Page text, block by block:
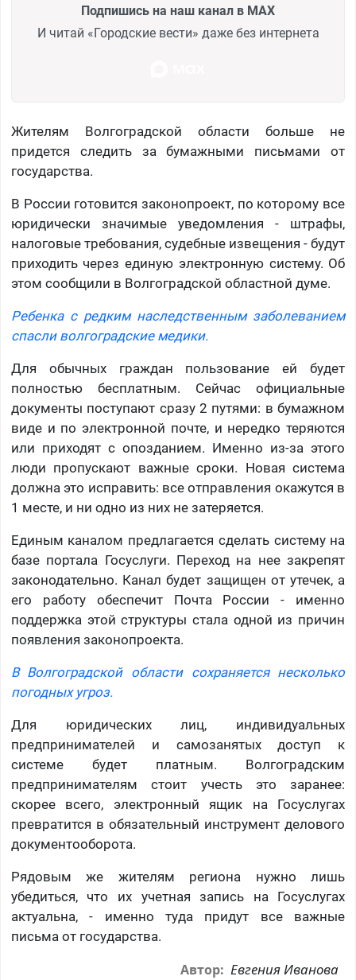
Подпишись на наш канал в MAX
И читай «Городские вести» даже без интернета
Жителям Волгоградской области больше не
придется следить за бумажными письмами от
государства.
В России готовится законопроект, по которому все
юридически значимые уведомления - штрафы,
налоговые требования, судебные извещения - будут
приходить через единую электронную систему. Об
этом сообщили в Волгоградской областной думе.
Ребенка с редким наследственным заболеванием
спасли волгоградские медики.
Для обычных граждан пользование ей будет
полностью бесплатным. Сейчас официальные
документы поступают сразу 2 путями: в бумажном
виде и по электронной почте, и нередко теряются
или приходят с опозданием. Именно из-за этого
люди пропускают важные сроки. Новая система
должна это исправить: все отправления окажутся в
1 месте, и ни одно из них не затеряется.
Единым каналом предлагается сделать систему на
базе портала Госуслуги. Переход на нее закрепят
законодательно. Канал будет защищен от утечек, а
его работу обеспечит Почта России - именно
поддержка этой структуры стала одной из причин
появления законопроекта.
В Волгоградской области сохраняется несколько
погодных угроз.
Для юридических лиц, индивидуальных
предпринимателей и самозанятых доступ к
системе будет платным. Волгоградским
предпринимателям стоит учесть это заранее:
скорее всего, электронный ящик на Госуслугах
превратится в обязательный инструмент делового
документооборота.
Рядовым же жителям региона нужно лишь
убедиться, что их учетная запись на Госуслугах
актуальна, - именно туда придут все важные
письма от государства.
Автор: Евгения Иванова